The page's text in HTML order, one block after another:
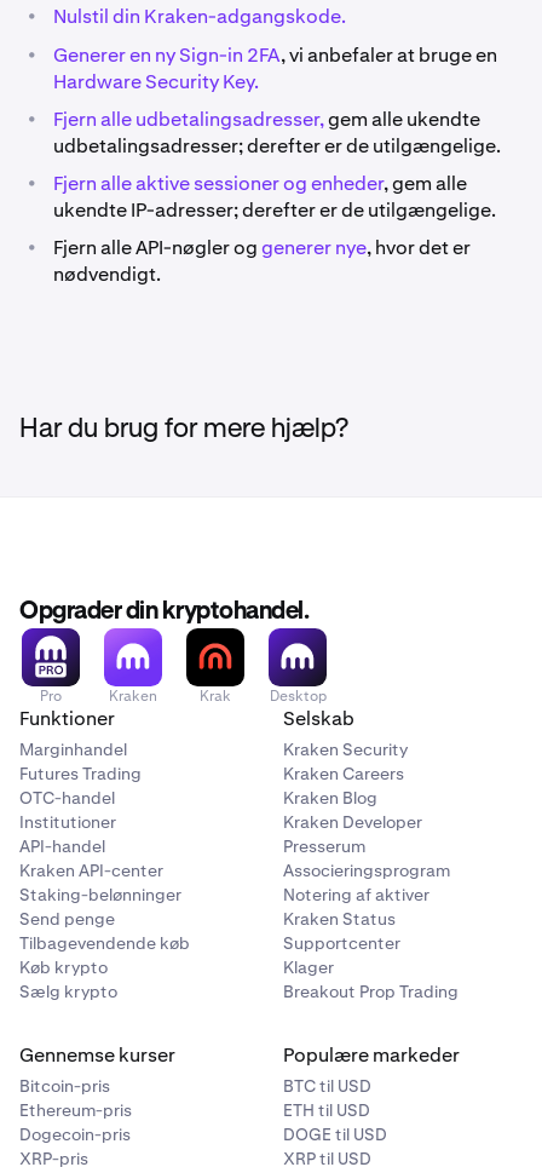
• Nulstil din Kraken-adgangskode.
• Generer en ny Sign-in 2FA, vi anbefaler at bruge en
Hardware Security Key.​
• Fjern alle udbetalingsadresser,gem alle ukendte
udbetalingsadresser; derefter er de utilgængelige.
• Fjern alle aktive sessioner og enheder, gem alle
ukendte IP-adresser; derefter er de utilgængelige.
• Fjern alle API-nøgler oggenerer nye, hvor det er
nødvendigt.
Har du brug for mere hjælp?
Opgrader din kryptohandel.
Pro Kraken Krak Desktop
Funktioner
Marginhandel
Futures Trading
OTC-handel
Institutioner
API-handel
Kraken API-center
Staking-belønninger
Send penge
Tilbagevendende køb
Køb krypto
Sælg krypto
Selskab
Kraken Security
Kraken Careers
Kraken Blog
Kraken Developer
Presserum
Associeringsprogram
Notering af aktiver
Kraken Status
Supportcenter
Klager
Breakout Prop Trading
Gennemse kurser
Bitcoin-pris
Ethereum-pris
Dogecoin-pris
XRP-pris
Populære markeder
BTC til USD
ETH til USD
DOGE til USD
XRP til USD